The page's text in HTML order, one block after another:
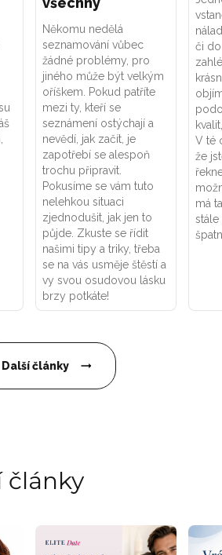
Někomu nedělá
seznamování vůbec
žádné problémy, pro
jiného může být velkým
oříškem. Pokud patříte
mezi ty, kteří se
seznámení ostýchají a
nevědí, jak začít, je
zapotřebí se alespoň
trochu připravit.
Pokusíme se vám tuto
nelehkou situaci
zjednodušit, jak jen to
půjde. Zkuste se řídit
našimi tipy a triky, třeba
se na vás usměje štěstí a
vy svou osudovou lásku
brzy potkáte!
či
V té
že
má
stále
Další články
články